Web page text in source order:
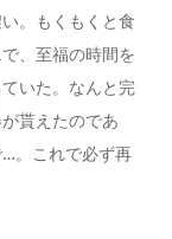
。もくもくと食
、至福の時間を
いた。なんと完
貰えたのであ
。これで必ず再